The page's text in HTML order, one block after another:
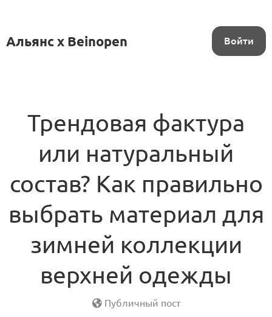
Альянс x Beinopen Войти
Трендовая фактура
или натуральный
состав? Как правильно
выбрать материал для
зимней коллекции
верхней одежды
Публичный пост